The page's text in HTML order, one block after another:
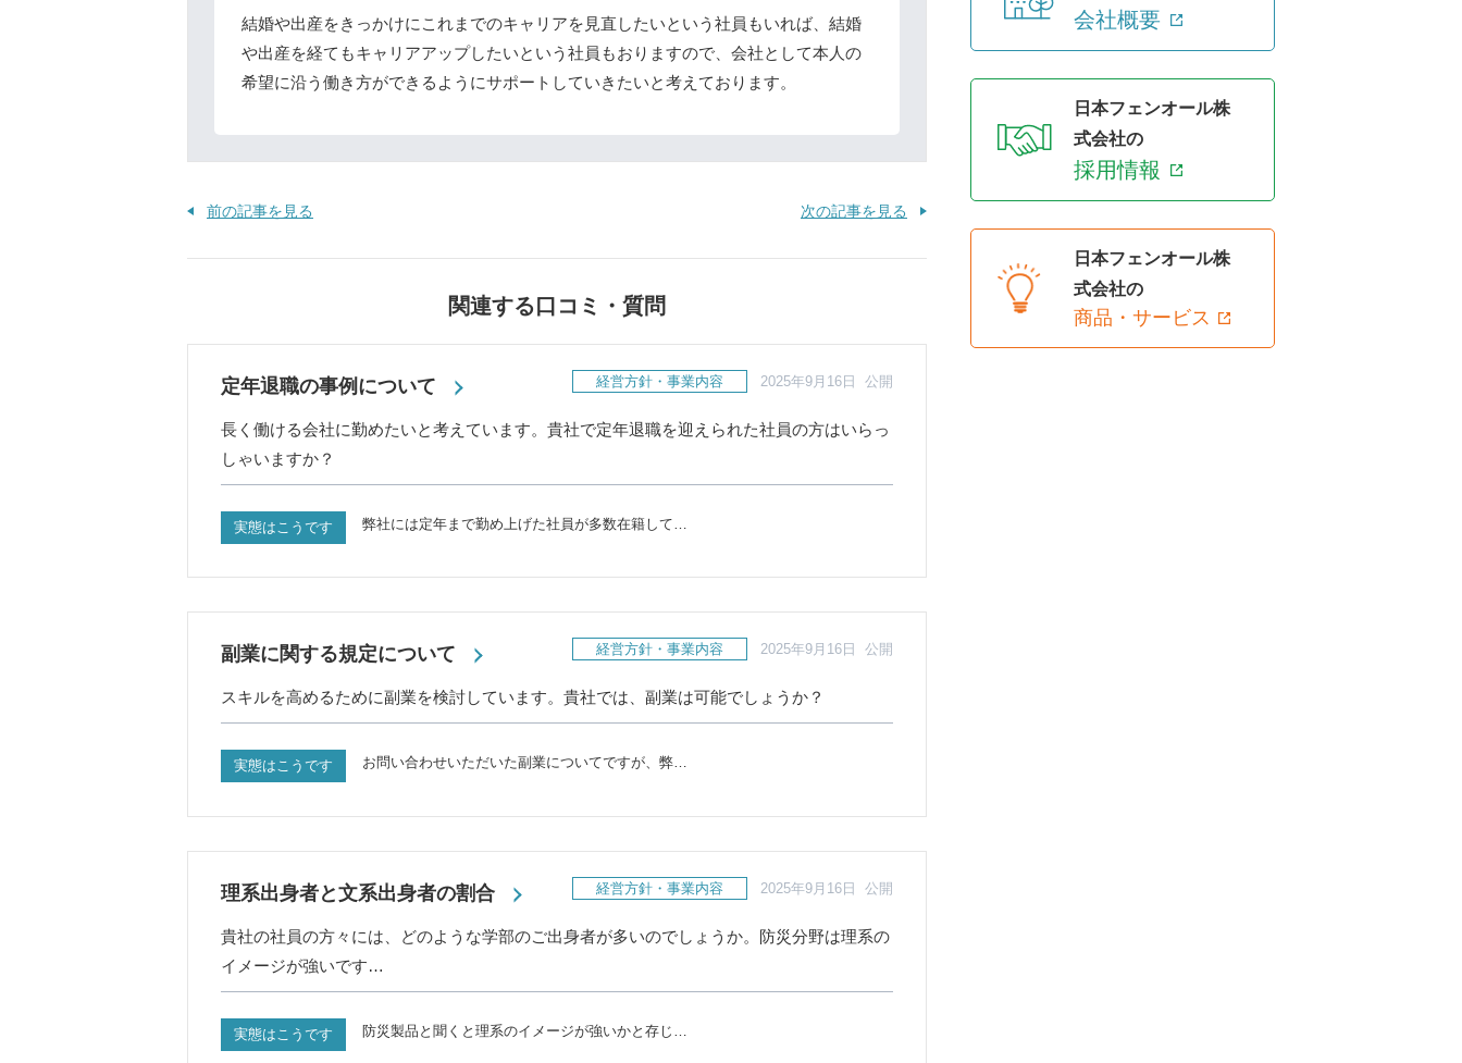
結婚や出産をきっかけにこれまでのキャリアを見直したいという社員もいれば、結婚
や出産を経てもキャリアアップしたいという社員もおりますので、会社として本人の
希望に沿う働き方ができるようにサポートしていきたいと考えております。
前の記事を見る 次の記事を見る
関連する口コミ・質問
定年退職の事例について 経営方針・事業内容 2025年9月16日 公開
長く働ける会社に勤めたいと考えています。貴社で定年退職を迎えられた社員の方はいらっ
しゃいますか？
実態はこうです 弊社には定年まで勤め上げた社員が多数在籍して…
副業に関する規定について 経営方針・事業内容 2025年9月16日 公開
スキルを高めるために副業を検討しています。貴社では、副業は可能でしょうか？
実態はこうです お問い合わせいただいた副業についてですが、弊…
理系出身者と文系出身者の割合 経営方針・事業内容 2025年9月16日 公開
貴社の社員の方々には、どのような学部のご出身者が多いのでしょうか。防災分野は理系の
イメージが強いです…
実態はこうです 防災製品と聞くと理系のイメージが強いかと存じ…
会社概要
日本フェンオール株
式会社の
採用情報
日本フェンオール株
式会社の
商品・サービス